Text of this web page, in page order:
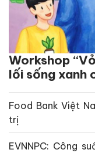
Workshop
lối sống xanh
Food Bank Việt
trị
EVNNPC: Công